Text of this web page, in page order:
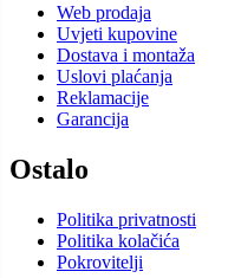
Web prodaja
Uvjeti kupovine
Dostava i montaža
Uslovi plaćanja
Reklamacije
Garancija
Ostalo
Politika privatnosti
Politika kolačića
Pokrovitelji